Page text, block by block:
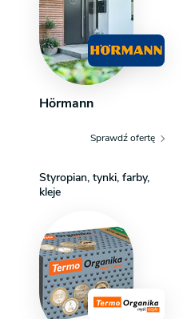
Hörmann
Sprawdź ofertę
Styropian, tynki, farby,
kleje